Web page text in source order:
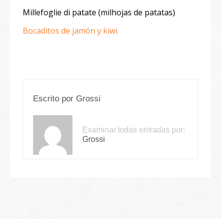
Millefoglie di patate (milhojas de patatas)
Bocaditos de jamón y kiwi
Escrito por Grossi
Examinar todas entradas por:
Grossi